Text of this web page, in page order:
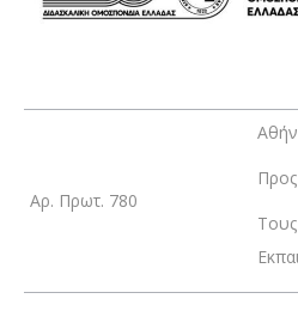
Αρ. Πρωτ. 780
Προς